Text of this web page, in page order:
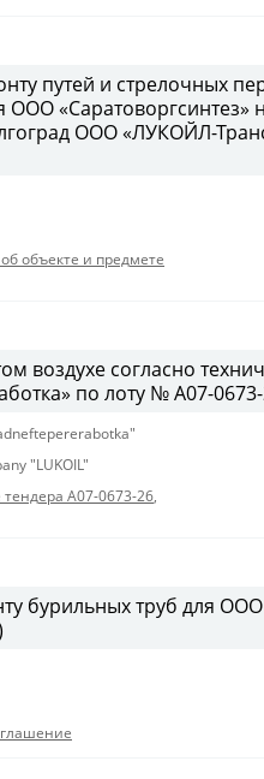
путей и стрелочных
«Саратоворгсинтез»
ООО «ЛУКОЙЛ-
объекте и предмете
воздухе согласно
по лоту № A07-
"LUKOIL"
A07-0673-26,
бурильных труб для ООО